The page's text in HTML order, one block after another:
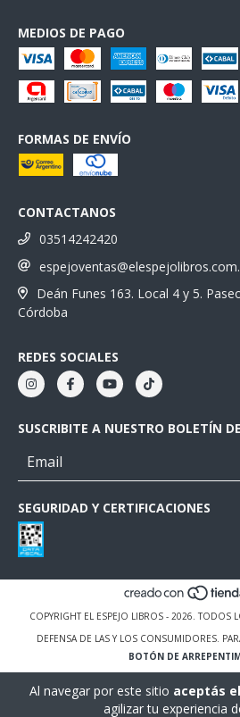
Al navegar por este sitio aceptás
agilizar tu experiencia
MEDIOS DE PAGO
FORMAS DE ENVÍO
CONTACTANOS
03514242420
Deán Funes 163. Local 4 y 5.
Córdoba
REDES SOCIALES
SUSCRIBITE A NUESTRO BOLETÍN
SEGURIDAD Y CERTIFICACIONES
COPYRIGHT EL ESPEJO LIBROS - 2026. TODOS
DEFENSA DE LAS Y LOS CONSUMIDORES.
BOTÓN DE